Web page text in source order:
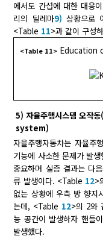
에서도 간섭에 대한 대응
리의 딜레마9) 상황으로
<Table 11>과 같이 구성
<Table 11> Education
5) 자율주행시스템 오
system)
자율주행자동차는 자율주
기능에 사소한 문제가 발
중요하며 실증 결과는 다
류 발생이다. <Table 12>
없는 상황에 우측 방 향지
는데, <Table 12>의 2와
능 공간이 발생하자 핸들
발생했다.